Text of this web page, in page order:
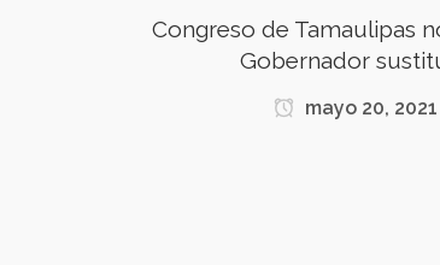
Congreso de Tamaulipas
Gobernador
mayo 20, 2021